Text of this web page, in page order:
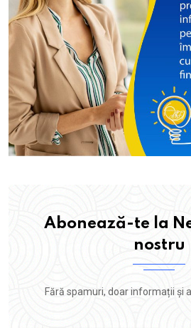
Abonează-te la
nostru
Fără spamuri, doar informații și